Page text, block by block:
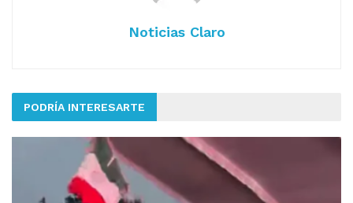
Noticias Claro
PODRÍA INTERESARTE